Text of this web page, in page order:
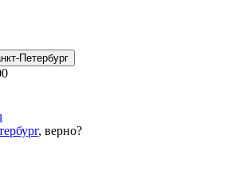
Петербург
, верно?